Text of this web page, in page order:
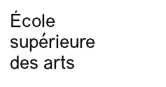
École
supérieure
des arts